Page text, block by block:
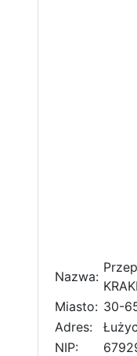
Nazwa:
Miasto: 30-
Adres:
NIP: